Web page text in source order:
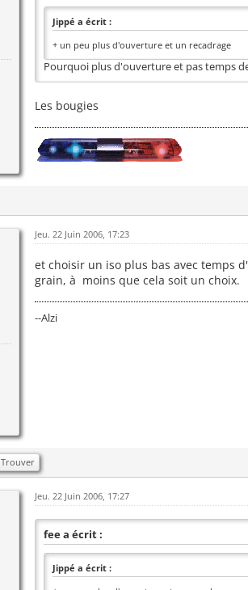
Jippé a écrit :
+ un peu plus d'ouverture et un recadrage
Pourquoi plus d'ouverture et pas temps
Les bougies
Jeu. 22 Juin 2006, 17:23
et choisir un iso plus bas avec temps
grain, à moins que cela soit un choix.
--Alzi
Trouver
Jeu. 22 Juin 2006, 17:27
fee a écrit :
Jippé a écrit :